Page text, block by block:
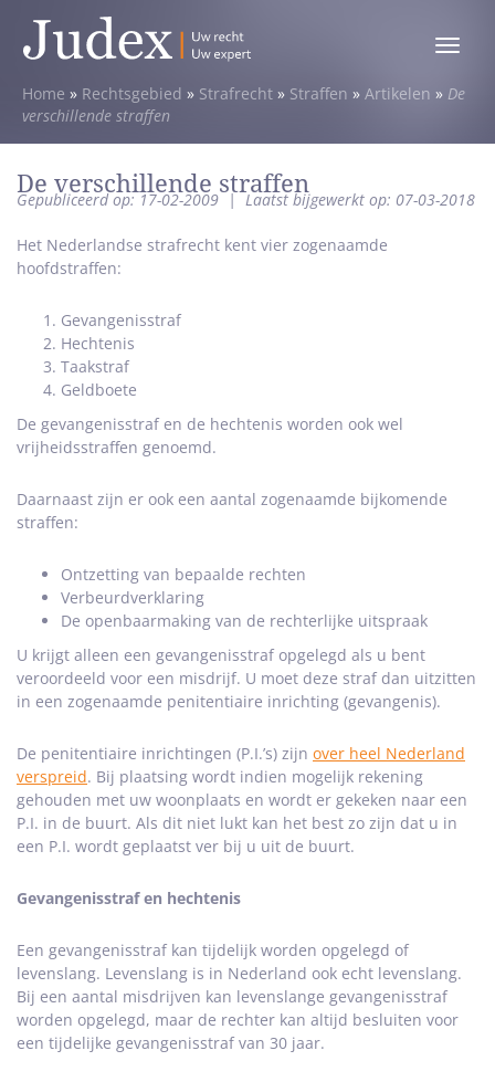
Toggle
Home » Rechtsgebied » Strafrecht » Straffen » Artikelen » De
verschillende straffen
De verschillende straffen
Gepubliceerd op: 17-02-2009|Laatst bijgewerkt op: 07-03-2018
Het Nederlandse strafrecht kent vier zogenaamde
hoofdstraffen:
Gevangenisstraf
Hechtenis
Taakstraf
Geldboete
De gevangenisstraf en de hechtenis worden ook wel
vrijheidsstraffen genoemd.
Daarnaast zijn er ook een aantal zogenaamde bijkomende
straffen:
Ontzetting van bepaalde rechten
Verbeurdverklaring
De openbaarmaking van de rechterlijke uitspraak
U krijgt alleen een gevangenisstraf opgelegd als u bent
veroordeeld voor een misdrijf. U moet deze straf dan uitzitten
in een zogenaamde penitentiaire inrichting (gevangenis).
De penitentiaire inrichtingen (P.I.’s) zijn over heel Nederland
verspreid. Bij plaatsing wordt indien mogelijk rekening
gehouden met uw woonplaats en wordt er gekeken naar een
P.I. in de buurt. Als dit niet lukt kan het best zo zijn dat u in
een P.I. wordt geplaatst ver bij u uit de buurt.
Gevangenisstraf en hechtenis
Een gevangenisstraf kan tijdelijk worden opgelegd of
levenslang. Levenslang is in Nederland ook echt levenslang.
Bij een aantal misdrijven kan levenslange gevangenisstraf
worden opgelegd, maar de rechter kan altijd besluiten voor
een tijdelijke gevangenisstraf van 30 jaar.